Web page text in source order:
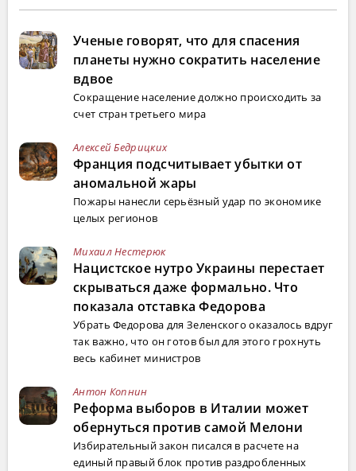
Ученые говорят, что для спасения
планеты нужно сократить население
вдвое
Сокращение население должно происходить за
счет стран третьего мира
Алексей Бедрицких
Франция подсчитывает убытки от
аномальной жары
Пожары нанесли серьёзный удар по экономике
целых регионов
Михаил Нестерюк
Нацистское нутро Украины перестает
скрываться даже формально. Что
показала отставка Федорова
Убрать Федорова для Зеленского оказалось вдруг
так важно, что он готов был для этого грохнуть
весь кабинет министров
Антон Копнин
Реформа выборов в Италии может
обернуться против самой Мелони
Избирательный закон писался в расчете на
единый правый блок против раздробленных